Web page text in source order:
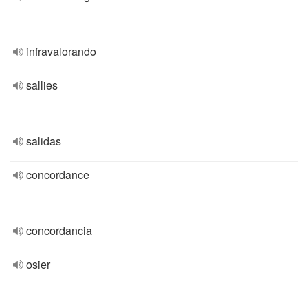
infravalorando
sallies
salidas
concordance
concordancia
osier